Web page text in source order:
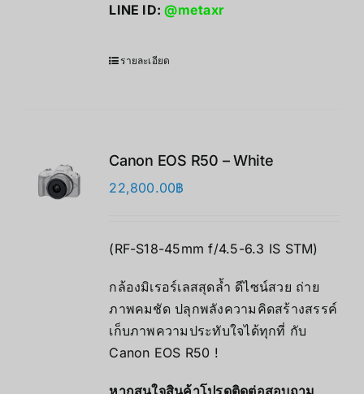
LINE ID:@metaxr
รายละเอียด
Canon EOS R50 – White
22,800.00฿
(RF-S18-45mm f/4.5-6.3 IS STM)
กล้องมิเรอร์เลสสุดล้ำ ดีไซน์สวย ถ่าย
ภาพคมชัด ปลุกพลังความคิดสร้างสรรค์
เก็บภาพความประทับใจได้ทุกที่ กับ
Canon EOS R50 !
หากสนใจสินค้าโปรดติดต่อสอบถาม